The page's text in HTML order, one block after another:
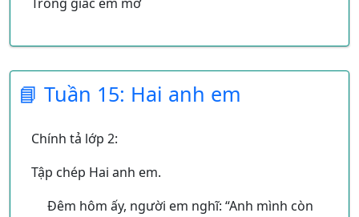
Lặn lội bờ sông
Có gặp cánh bướm
Mênh mông, mênh mông
📘 Tuần 15: Hai anh em
Chính tả lớp 2:
Tập chép Hai anh em.
Đêm hôm ấy, người em nghĩ: “Anh mình còn